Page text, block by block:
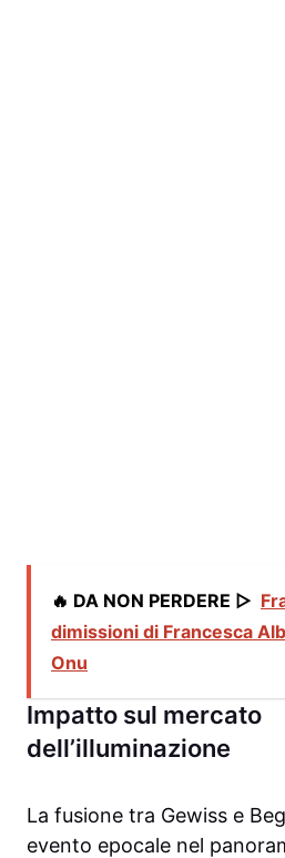
🔥 DA NON PERDERE ▷
dimissioni di Francesca
Onu
Impatto sul mercato
dell’illuminazione
La fusione tra Gewiss e
evento epocale nel